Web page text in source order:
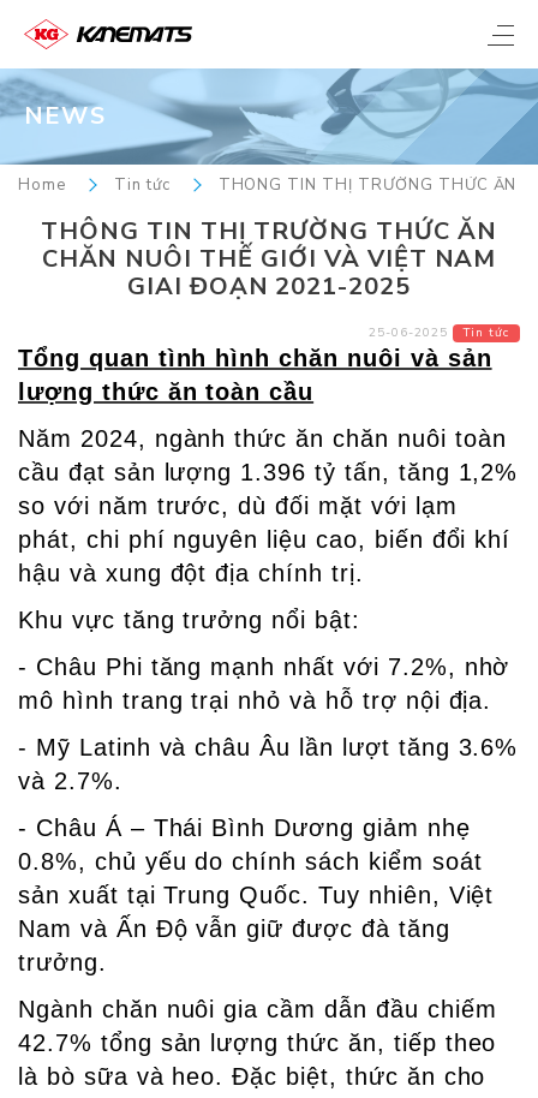
NEWS
Home Tin tức THÔNG TIN THỊ TRƯỜNG THỨC ĂN
THÔNG TIN THỊ TRƯỜNG THỨC ĂN
CHĂN NUÔI THẾ GIỚI VÀ VIỆT NAM
GIAI ĐOẠN 2021-2025
25-06-2025 Tin tức
Tổng quan tình hình chăn nuôi và sản
lượng thức ăn toàn cầu
Năm 2024, ngành thức ăn chăn nuôi toàn
cầu đạt sản lượng 1.396 tỷ tấn, tăng 1,2%
so với năm trước, dù đối mặt với lạm
phát, chi phí nguyên liệu cao, biến đổi khí
hậu và xung đột địa chính trị.
Khu vực tăng trưởng nổi bật:
- Châu Phi tăng mạnh nhất với 7.2%, nhờ
mô hình trang trại nhỏ và hỗ trợ nội địa.
- Mỹ Latinh và châu Âu lần lượt tăng 3.6%
và 2.7%.
- Châu Á – Thái Bình Dương giảm nhẹ
0.8%, chủ yếu do chính sách kiểm soát
sản xuất tại Trung Quốc. Tuy nhiên, Việt
Nam và Ấn Độ vẫn giữ được đà tăng
trưởng.
Ngành chăn nuôi gia cầm dẫn đầu chiếm
42.7% tổng sản lượng thức ăn, tiếp theo
là bò sữa và heo. Đặc biệt, thức ăn cho